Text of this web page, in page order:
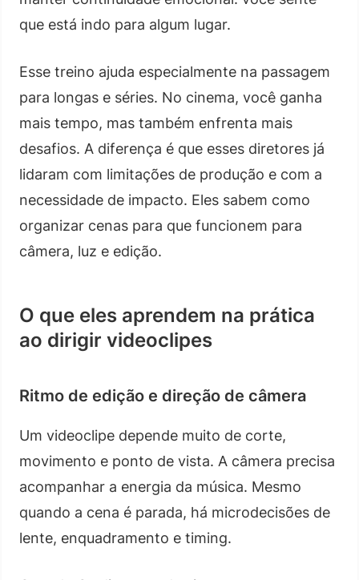
que está indo para algum lugar.
Esse treino ajuda especialmente na passagem
para longas e séries. No cinema, você ganha
mais tempo, mas também enfrenta mais
desafios. A diferença é que esses diretores já
lidaram com limitações de produção e com a
necessidade de impacto. Eles sabem como
organizar cenas para que funcionem para
câmera, luz e edição.
O que eles aprendem na prática
ao dirigir videoclipes
Ritmo de edição e direção de câmera
Um videoclipe depende muito de corte,
movimento e ponto de vista. A câmera precisa
acompanhar a energia da música. Mesmo
quando a cena é parada, há microdecisões de
lente, enquadramento e timing.